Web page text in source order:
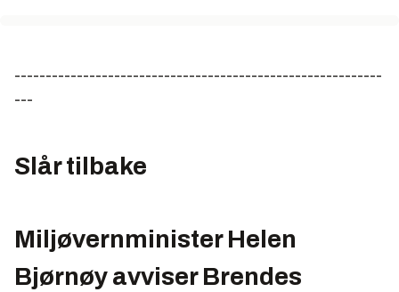
-----------------------------------------------------------
---
Slår tilbake
Miljøvernminister Helen
Bjørnøy avviser Brendes